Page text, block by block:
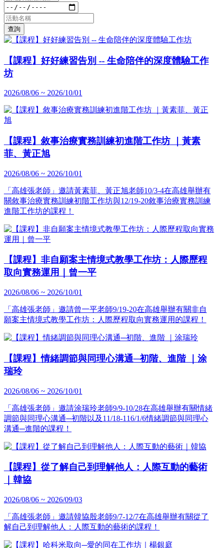
查詢
【課程】好好練習告別 -- 生命陪伴的深度體驗工作
坊
2026/08/06 ~ 2026/10/01
【課程】敘事治療實務訓練初進階工作坊 ｜黃素
菲、黃正旭
2026/08/06 ~ 2026/10/01
「高雄張老師」邀請黃素菲、黃正旭老師10/3-4在高雄舉辦有
關敘事治療實務訓練初階工作坊與12/19-20敘事治療實務訓練
進階工作坊的課程！
【課程】非自願案主情境式教學工作坊：人際歷程
取向實務運用｜曾一平
2026/08/06 ~ 2026/10/01
「高雄張老師」邀請曾一平老師9/19-20在高雄舉辦有關非自
願案主情境式教學工作坊：人際歷程取向實務運用的課程！
【課程】情緒調節與同理心溝通─初階、進階 ｜涂
瑞玲
2026/08/06 ~ 2026/10/01
「高雄張老師」邀請涂瑞玲老師9/9-10/28在高雄舉辦有關情緒
調節與同理心溝通─初階以及11/18-116/1/6情緒調節與同理心
溝通─進階的課程！
【課程】從了解自己到理解他人：人際互動的藝術
｜韓協
2026/08/06 ~ 2026/09/03
「高雄張老師」邀請韓協殷老師9/7-12/7在高雄舉辦有關從了
解自己到理解他人：人際互動的藝術的課程！